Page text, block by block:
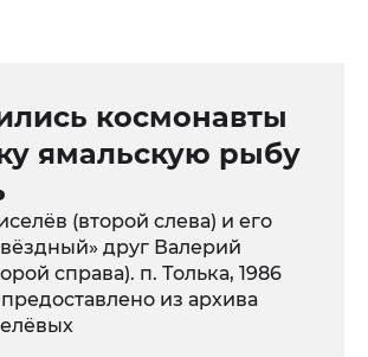
космонавты
ямальскую рыбу